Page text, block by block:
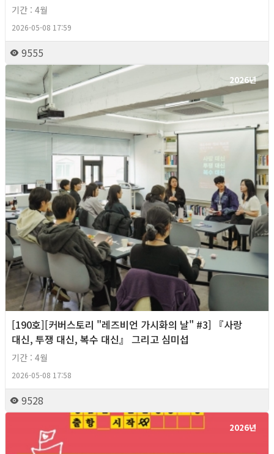
기간 : 4월
2026-05-08 17:59
9555
2026년
[190호][커버스토리 "레즈비언 가시화의 날" #3] 『사랑
대신, 투쟁 대신, 복수 대신』 그리고 심미섭
기간 : 4월
2026-05-08 17:58
9528
2026년